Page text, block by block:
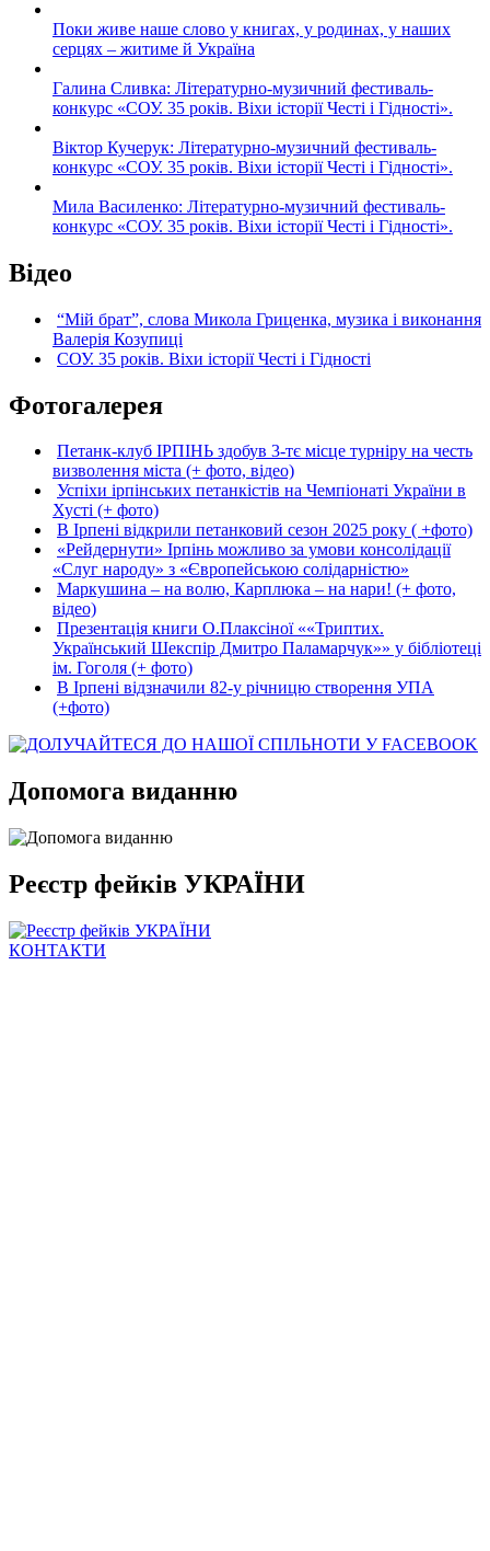
Поки живе наше слово у книгах, у родинах, у наших
серцях – житиме й Україна
Галина Сливка: Літературно-музичний фестиваль-
конкурс «СОУ. 35 років. Віхи історії Честі і Гідності».
Віктор Кучерук: Літературно-музичний фестиваль-
конкурс «СОУ. 35 років. Віхи історії Честі і Гідності».
Мила Василенко: Літературно-музичний фестиваль-
конкурс «СОУ. 35 років. Віхи історії Честі і Гідності».
Відео
“Мій брат”, слова Микола Гриценка, музика і виконання
Валерія Козупиці
СОУ. 35 років. Віхи історії Честі і Гідності
Фотогалерея
Петанк-клуб ІРПІНЬ здобув 3-тє місце турніру на честь
визволення міста (+ фото, відео)
Успіхи ірпінських петанкістів на Чемпіонаті України в
Хусті (+ фото)
В Ірпені відкрили петанковий сезон 2025 року ( +фото)
«Рейдернути» Ірпінь можливо за умови консолідації
«Слуг народу» з «Європейською солідарністю»
Маркушина – на волю, Карплюка – на нари! (+ фото,
відео)
Презентація книги О.Плаксіної ««Триптих.
Український Шекспір Дмитро Паламарчук»» у бібліотеці
ім. Гоголя (+ фото)
В Ірпені відзначили 82-у річницю створення УПА
(+фото)
Допомога виданню
Реєстр фейків УКРАЇНИ
КОНТАКТИ